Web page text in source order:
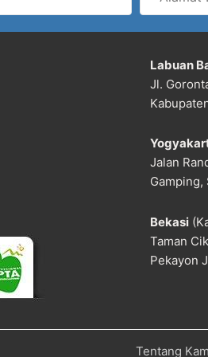
Email
Labuan
Jl.
Jalan
Gamping,
Bekasi
Taman
Pekayon
Tentang